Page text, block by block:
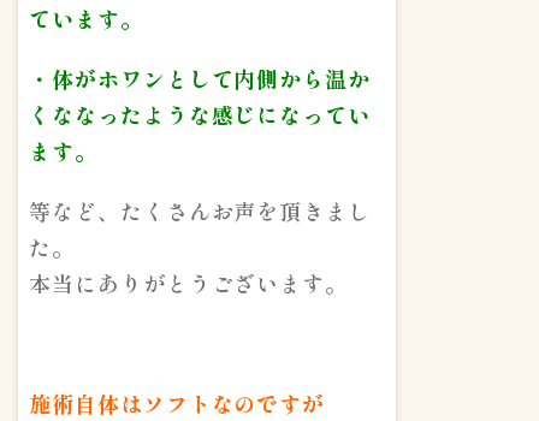
ています。
・体がホワンとして内側から温か
くななったような感じになってい
ます。
等など、たくさんお声を頂きまし
た。
本当にありがとうございます。
施術自体はソフトなのですが